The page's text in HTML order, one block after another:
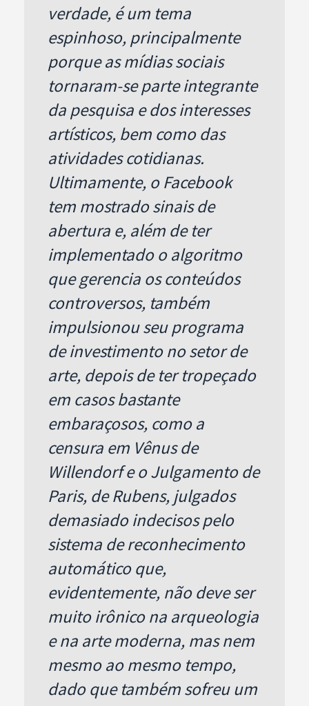
verdade, é um tema
espinhoso, principalmente
porque as mídias sociais
tornaram-se parte integrante
da pesquisa e dos interesses
artísticos, bem como das
atividades cotidianas.
Ultimamente, o Facebook
tem mostrado sinais de
abertura e, além de ter
implementado o algoritmo
que gerencia os conteúdos
controversos, também
impulsionou seu programa
de investimento no setor de
arte, depois de ter tropeçado
em casos bastante
embaraçosos, como a
censura em Vênus de
Willendorf e o Julgamento de
Paris, de Rubens, julgados
demasiado indecisos pelo
sistema de reconhecimento
automático que,
evidentemente, não deve ser
muito irônico na arqueologia
e na arte moderna, mas nem
mesmo ao mesmo tempo,
dado que também sofreu um